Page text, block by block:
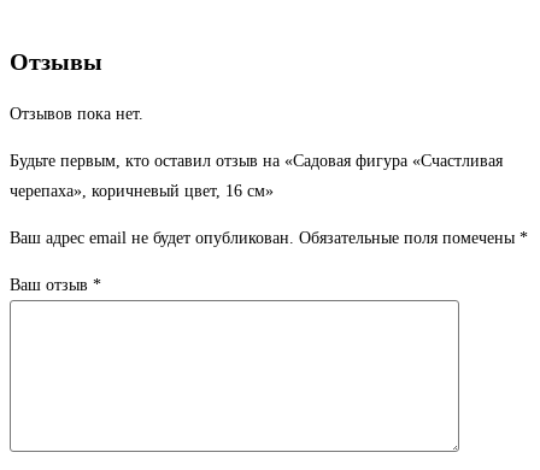
Отзывы
Отзывов пока нет.
Будьте первым, кто оставил отзыв на «Садовая фигура «Счастливая
черепаха», коричневый цвет, 16 см»
Ваш адрес email не будет опубликован. Обязательные поля помечены *
Ваш отзыв *